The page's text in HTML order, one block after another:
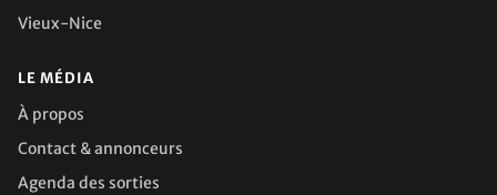
Vieux-Nice
LE MÉDIA
À propos
Contact & annonceurs
Agenda des sorties